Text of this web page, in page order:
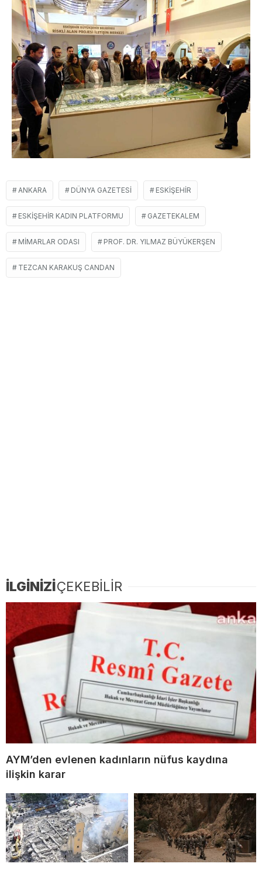
ANKARA DÜNYA GAZETESI ESKIŞEHIR
ESKIŞEHIR KADIN PLATFORMU GAZETEKALEM
MIMARLAR ODASI PROF. DR. YILMAZ BÜYÜKERŞEN
TEZCAN KARAKUŞ CANDAN
İLGİNİZİÇEKEBİLİR
AYM’den evlenen kadınların nüfus kaydına
ilişkin karar